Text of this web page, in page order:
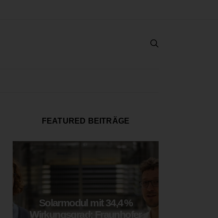
FEATURED BEITRÄGE
Solarmodul mit 34,4 %
Wirkungsgrad: Fraunhofer